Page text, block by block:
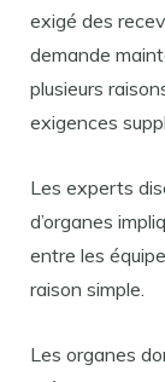
exigé des
demande
plusieurs
exigences
Les experts
d’organes
entre les
raison simple.
Les organes